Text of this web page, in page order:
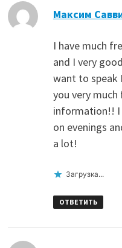
Максим
I have much
and I very
want to speak
you very
information!! I
on evenings
a lot!
Загрузка...
ОТВЕТИТЬ